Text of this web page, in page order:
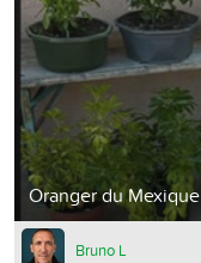
Oranger du Mexique
Bruno L